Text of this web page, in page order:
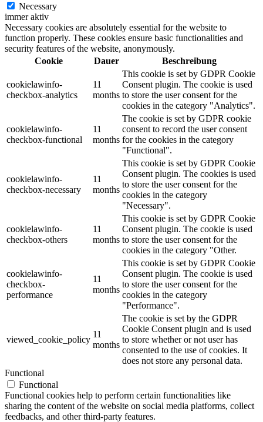
Necessary
immer aktiv
Necessary cookies are absolutely essential for the website to
function properly. These cookies ensure basic functionalities and
security features of the website, anonymously.
Cookie
Dauer Beschreibung
cookielawinfo-
checkbox-analytics
11
months
This cookie is set by GDPR Cookie
Consent plugin. The cookie is used
to store the user consent for the
cookies in the category "Analytics".
cookielawinfo-
checkbox-functional
11
months
The cookie is set by GDPR cookie
consent to record the user consent
for the cookies in the category
"Functional".
cookielawinfo-
checkbox-necessary
11
months
This cookie is set by GDPR Cookie
Consent plugin. The cookies is used
to store the user consent for the
cookies in the category
"Necessary".
cookielawinfo-
checkbox-others
11
months
This cookie is set by GDPR Cookie
Consent plugin. The cookie is used
to store the user consent for the
cookies in the category "Other.
cookielawinfo-
checkbox-
performance
11
months
This cookie is set by GDPR Cookie
Consent plugin. The cookie is used
to store the user consent for the
cookies in the category
"Performance".
viewed_cookie_policy
11
months
The cookie is set by the GDPR
Cookie Consent plugin and is used
to store whether or not user has
consented to the use of cookies. It
does not store any personal data.
Functional
Functional
Functional cookies help to perform certain functionalities like
sharing the content of the website on social media platforms, collect
feedbacks, and other third-party features.